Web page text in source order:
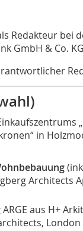
Redakteur bei
GmbH & Co.
in
Architects
ARGE aus H+
London